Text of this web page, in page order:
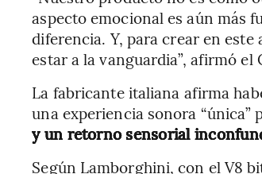
aspecto emocional es aún más
diferencia. Y, para crear en
estar a la vanguardia”, afirmó el
La fabricante italiana afirma
una experiencia sonora “única”
y un retorno sensorial
Según Lamborghini, con el V8